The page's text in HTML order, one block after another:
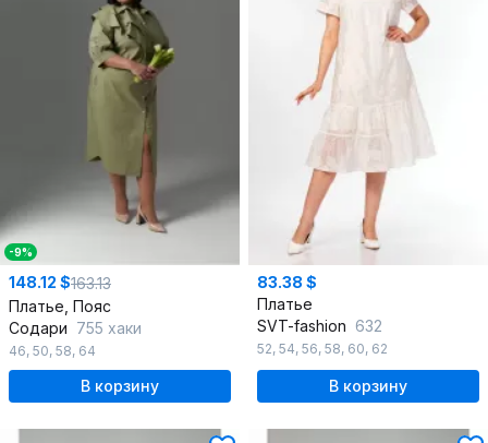
-9%
148.12 $163.13
Платье, Пояс
Содари 755 хаки
46, 50, 58, 64
В корзину
83.38 $
Платье
SVT-fashion 632
52, 54, 56, 58, 60, 62
В корзину